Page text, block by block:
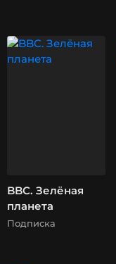
BBC. Зелёная
планета
Подписка